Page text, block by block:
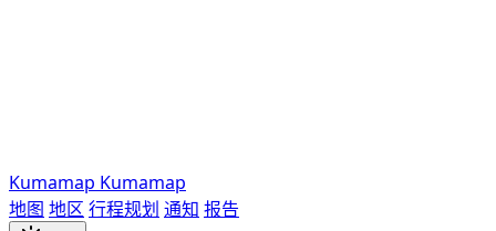
Kumamap Kumamap
地图 地区 行程规划 通知 报告